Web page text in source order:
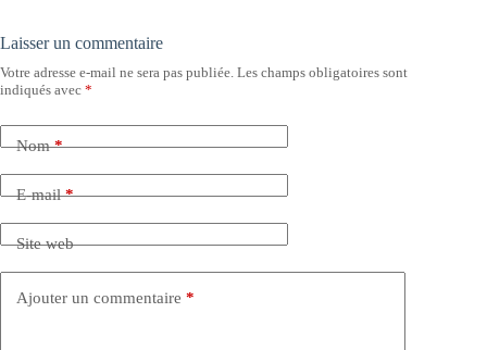
Laisser un commentaire
Votre adresse e-mail ne sera pas publiée. Les champs obligatoires sont
indiqués avec *
Nom*
E-mail*
Site web
Ajouter un commentaire *